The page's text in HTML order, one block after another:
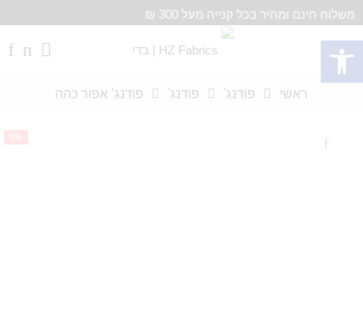
פתח סרגל נגישות
משלוח חינם ומהיר בכל קנייה מעל 300 ₪
ראשי פודנג' פודנג' פודנג’ אפור כהה
-5%